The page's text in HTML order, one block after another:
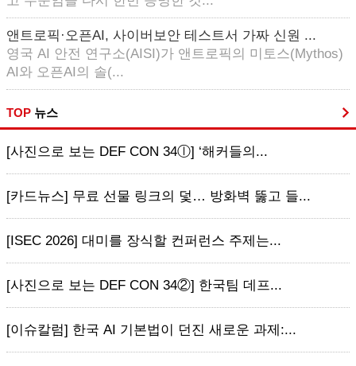
앤트로픽·오픈AI, 사이버보안 테스트서 가짜 신원 ...
영국 AI 안전 연구소(AISI)가 앤트로픽의 미토스(Mythos)
AI와 오픈AI의 솔(...
TOP 뉴스
[사진으로 보는 DEF CON 34ⓛ] ‘해커들의...
[카드뉴스] 무료 선물 링크의 덫… 방화벽 뚫고 들...
[ISEC 2026] 대미를 장식할 컨퍼런스 주제는...
[사진으로 보는 DEF CON 34②] 한국팀 데프...
[이슈칼럼] 한국 AI 기본법이 던진 새로운 과제:...